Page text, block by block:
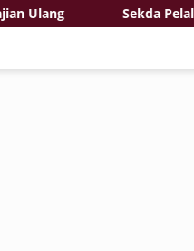
Sekda Pelalawan